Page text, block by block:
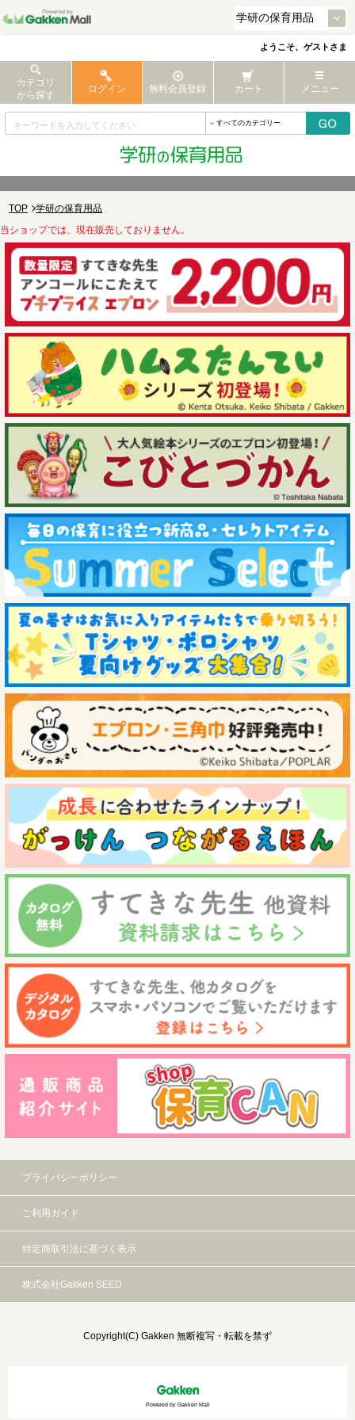
ようこそ、ゲストさま
カテゴリ
から探す
ログイン 無料会員登録 カート メニュー
TOP
学研の保育用品
当ショップでは、現在販売しておりません。
プライバシーポリシー
ご利用ガイド
特定商取引法に基づく表示
株式会社Gakken SEED
Copyright(C) Gakken 無断複写・転載を禁ず
Powered by Gakken Mall